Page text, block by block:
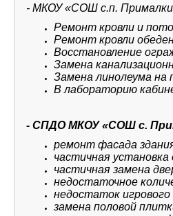
- МКОУ «СОШ с.п.
Ремонт кровли и
Ремонт кровли
Восстановление
Замена
Замена линолеума на
В лабораторию
- СПДО МКОУ «СОШ с.
ремонт фасада
частичная
частичная замена
недостаточное
недостаток игрового
замена половой